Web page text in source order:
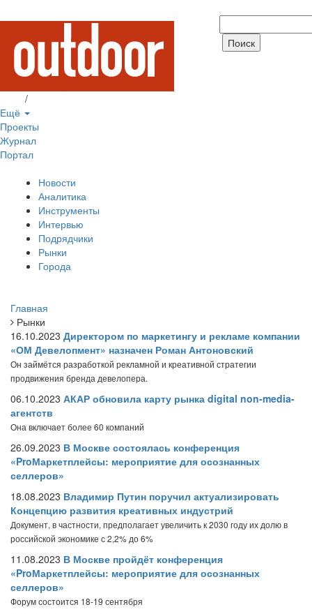
/
Ещё
Проекты
Журнал
Портал
Новости
Аналитика
Инструменты
Интервью
Подрядчики
Рынки
Города
Главная
Рынки
16.10.2023 Директором по маркетингу и рекламе компании
«ОМ Девелопмент» назначен Роман Антоновский
Он займётся разработкой рекламной и креативной стратегии
продвижения бренда девелопера.
06.10.2023 АКАР обновила карту рынка digital non-media-
агентств
Она включает более 60 компаний
26.09.2023 В Москве состоялась конференция
«ProМаркетплейсы: мероприятие для осознанных
селлеров»
18.08.2023 Владимир Путин поручил актуализировать
Концепцию развития креативных индустрий
Документ, в частности, предполагает увеличить к 2030 году их долю в
российской экономике с 2,2% до 6%
11.08.2023 В Москве пройдёт конференция
«ProМаркетплейсы: мероприятие для осознанных
селлеров»
Форум состоится 18-19 сентября